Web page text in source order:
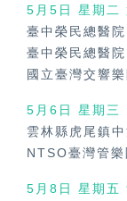
5月5日 星期二
臺中榮民總醫
臺中榮民總醫
國立臺灣交響
5月6日 星期三
雲林縣虎尾鎮
NTSO臺灣管
5月8日 星期五